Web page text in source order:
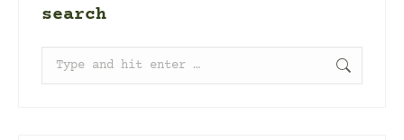
search
Search: